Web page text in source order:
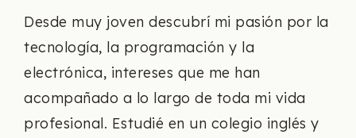
Desde muy joven descubrí mi pasión por la
tecnología, la programación y la
electrónica, intereses que me han
acompañado a lo largo de toda mi vida
profesional. Estudié en un colegio inglés y